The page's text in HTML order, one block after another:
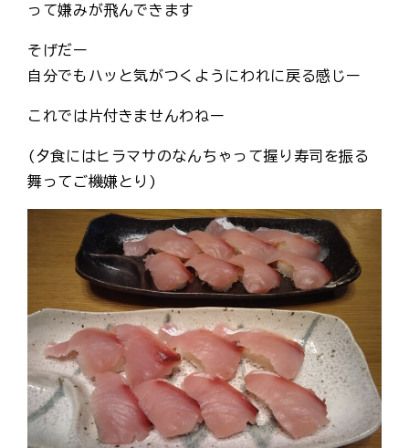
って嫌みが飛んできます
そげだー
自分でもハッと気がつくようにわれに戻る感じー
これでは片付きませんわねー
(夕食にはヒラマサのなんちゃって握り寿司を振る
舞ってご機嫌とり)